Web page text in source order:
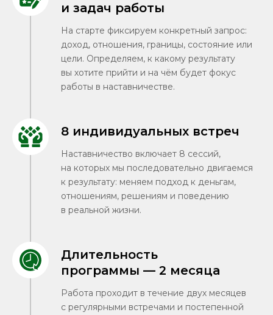
и задач работы
На старте фиксируем конкретный запрос:
доход, отношения, границы, состояние или
цели. Определяем, к какому результату
вы хотите прийти и на чём будет фокус
работы в наставничестве.
8 индивидуальных встреч
Наставничество включает 8 сессий,
на которых мы последовательно двигаемся
к результату: меняем подход к деньгам,
отношениям, решениям и поведению
в реальной жизни.
Длительность
программы — 2 месяца
Работа проходит в течение двух месяцев
с регулярными встречами и постепенной